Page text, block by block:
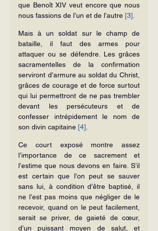
que Benoît XIV veut encore que nous
nous fassions de l’un et de l’autre [3]
Mais à un soldat sur le champ de
bataille, il faut des armes pour
attaquer ou se défendre. Les grâces
sacramentelles de la confirmation
serviront d’armure au soldat du Christ,
grâces de courage et de force surtout
qui lui permettront de ne pas trembler
devant les persécuteurs et de
confesser intrépidement le nom de
son divin capitaine [4]
Ce court exposé montre assez
l’importance de ce sacrement et
l’estime que nous devons en faire. S’il
est certain que l’on peut se sauver
sans lui, à condition d’être baptisé, il
ne l’est pas moins que négliger de le
recevoir, quand on le peut facilement,
serait se priver, de gaieté de cœur,
d’un puissant moyen de salut, et